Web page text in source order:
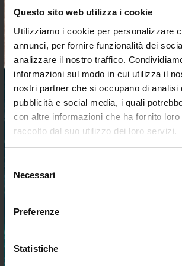
Tieniti aggiornato
migliori occasioni per
barca
vantaggiose e selezionate per chi
Questo sito web utilizza i cookie
Utilizziamo i cookie per personalizzare
annunci, per fornire funzionalità dei
analizzare il nostro traffico.
informazioni sul modo in cui utilizza il
nostri partner che si occupano di analisi
pubblicità e social media, i quali
con altre informazioni che ha fornito loro
raccolto dal suo utilizzo dei loro servizi.
delNecessari
Preferenze
Statistiche
VHF INTRINSICALLY SAFE
Standard Horizon
a partire da
€ 385,00
€ 327,25
Predefinito
Standard Horizon è un marchio leader nel
nautica, riconosciuto in tutto il mondo per la
l’innovazione dei suoi sistemi di comunicazione
l’azienda si dedica alla progettazione di radio
di bordo pensati per garantire prestazioni
nasce dall’esperienza di ingegneri specializzati
esigenze di diportisti e professionisti, per